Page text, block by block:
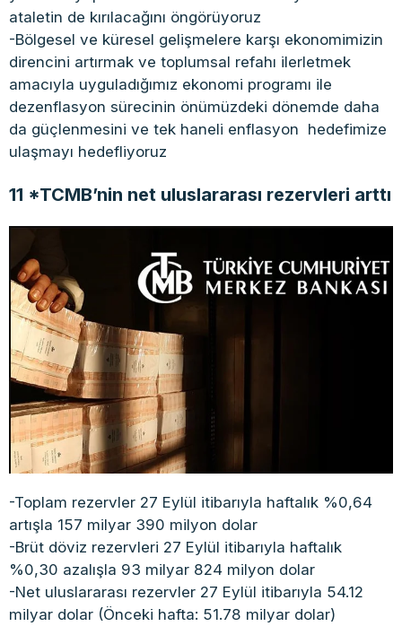
ataletin de kırılacağını öngörüyoruz
-Bölgesel ve küresel gelişmelere karşı ekonomimizin
direncini artırmak ve toplumsal refahı ilerletmek
amacıyla uyguladığımız ekonomi programı ile
dezenflasyon sürecinin önümüzdeki dönemde daha
da güçlenmesini ve tek haneli enflasyon hedefimize
ulaşmayı hedefliyoruz
11 *TCMB’nin net uluslararası rezervleri arttı
-Toplam rezervler 27 Eylül itibarıyla haftalık %0,64
artışla 157 milyar 390 milyon dolar
-Brüt döviz rezervleri 27 Eylül itibarıyla haftalık
%0,30 azalışla 93 milyar 824 milyon dolar
-Net uluslararası rezervler 27 Eylül itibarıyla 54.12
milyar dolar (Önceki hafta: 51.78 milyar dolar)